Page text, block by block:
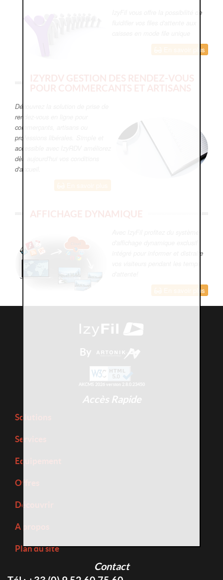
IzyFil vous offre la possibilité de
En savoir plus
IZYRDV GESTION DES RENDEZ-VOUS
POUR COMMERCANTS ET ARTISANS
Découvrez la solution de prise de
rendez-vous en ligne pour
commerçants, artisans ou
professions libérales. Simple et
accessible avec IzyRDV améliorez
dès aujourd'hui vos conditions
d'accueil.
AFFICHAGE DYNAMIQUE
intégré pour informer et distraire
En savoir plus
By
AKCMS 2026 version 2.8.0.23450
Accès Rapide
Solutions
Services
Equipement
Offres
Découvrir
A propos
Plan du site
Contact